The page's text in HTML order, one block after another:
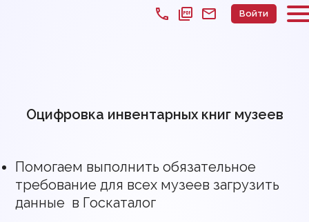
call picture_as_pdf mail Войти
Оцифровка инвентарных книг музеев
Помогаем выполнить обязательное
требование для всех музеев загрузить
данные в Госкаталог